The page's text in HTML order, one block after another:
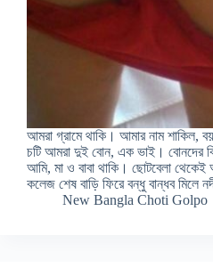
আমরা গ্রামে থাকি। আমার নাম শাকিল,
চটি আমরা দুই বোন, এক ভাই। বোনদের
আমি, মা ও বাবা থাকি। ছোটবেলা
কলেজ শেষ বাড়ি ফিরে বন্ধু বান্ধব মিলে
New Bangla Choti Golpo